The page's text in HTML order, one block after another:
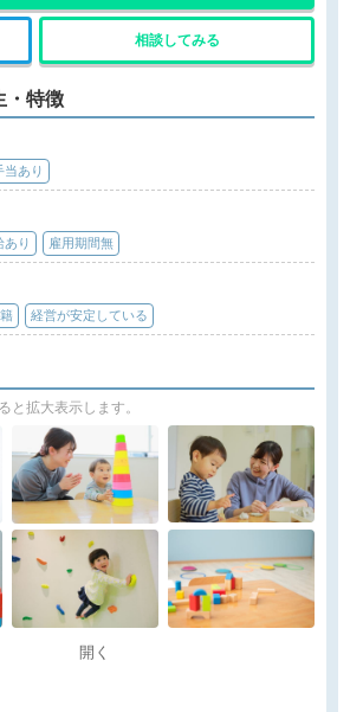
相談してみる
・特徴
当あり
あり 雇用期間無
経営が安定している
と拡大表示します。
開く